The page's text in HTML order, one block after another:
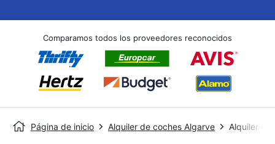
Comparamos todos los proveedores reconocidos
Página de inicio Alquiler de coches Algarve Alquiler de